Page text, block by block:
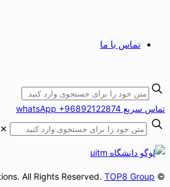
تماس با ما
تماس سریع whatsApp +96892122874
✕
© 2026Apply Options. All Rights Reserved.
TOP8 Group